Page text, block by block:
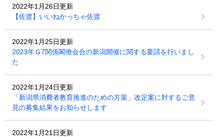
2022年1月26日更新
【佐渡】いいねかっちゃ佐渡
2022年1月25日更新
2023年Ｇ7関係閣僚会合の新潟開催に関する要請を行いまし
た
2022年1月24日更新
「新潟県消費者教育推進のための方策」改定案に対するご意
見の募集結果をお知らせします
2022年1月21日更新